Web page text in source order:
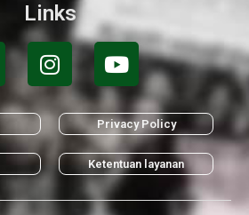
Links
Privacy Policy
Ketentuan layanan